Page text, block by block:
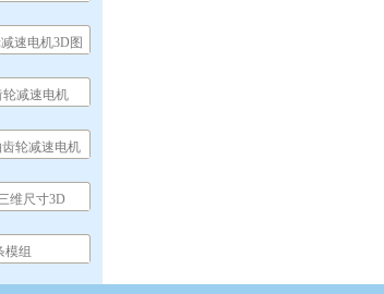
速电机3D图
减速电机
轮减速电机
维尺寸3D
模组